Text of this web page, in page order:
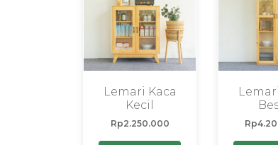
Lemari Kaca
Kecil
Rp2.250.000 Rp